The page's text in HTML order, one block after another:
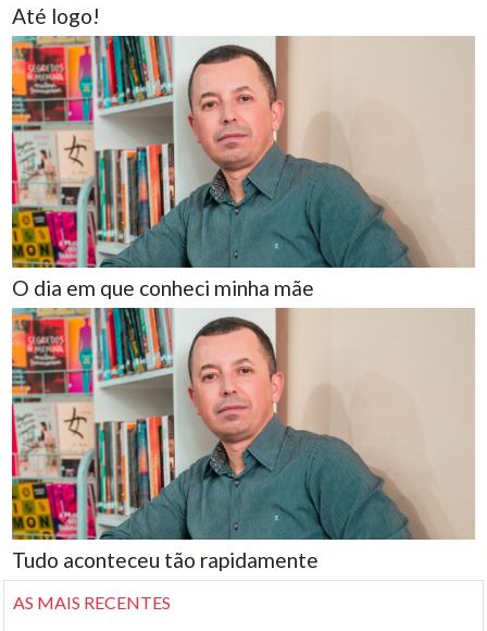
Até logo!
O dia em que conheci minha mãe
Tudo aconteceu tão rapidamente
AS MAIS RECENTES